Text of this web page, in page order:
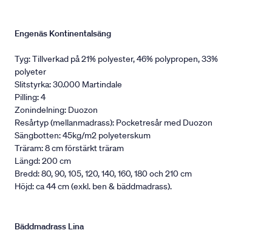
Engenäs Kontinentalsäng
Tyg: Tillverkad på 21% polyester, 46% polypropen, 33%
polyeter
Slitstyrka: 30.000 Martindale
Pilling: 4
Zonindelning: Duozon
Resårtyp (mellanmadrass): Pocketresår med Duozon
Sängbotten: 45kg/m2 polyeterskum
Träram: 8 cm förstärkt träram
Längd: 200 cm
Bredd: 80, 90, 105, 120, 140, 160, 180 och 210 cm
Höjd: ca 44 cm (exkl. ben & bäddmadrass).
Bäddmadrass Lina